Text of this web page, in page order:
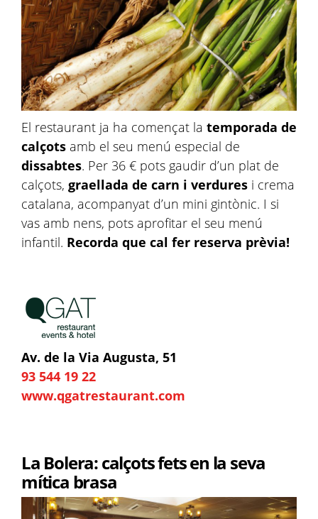
El restaurant ja ha començat la temporada de
calçots amb el seu menú especial de
dissabtes. Per 36 € pots gaudir d’un plat de
calçots, graellada de carn i verdures i crema
catalana, acompanyat d’un mini gintònic. I si
vas amb nens, pots aprofitar el seu menú
infantil. Recorda que cal fer reserva prèvia!
Av. de la Via Augusta, 51
93 544 19 22
​www.qgatrestaurant.com
La Bolera: calçots fets en la seva
mítica brasa